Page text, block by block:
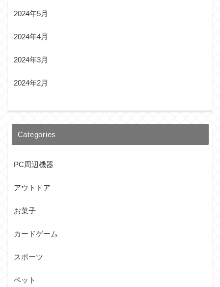
2024年5月
2024年4月
2024年3月
2024年2月
Categories
PC周辺機器
アウトドア
お菓子
カードゲーム
スポーツ
ペット